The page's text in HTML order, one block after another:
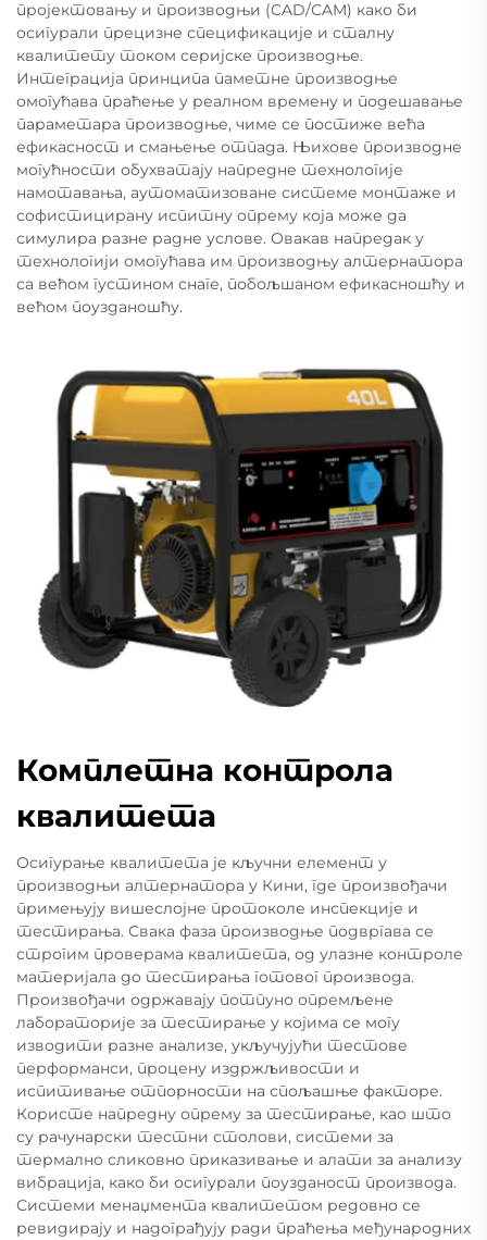
пројектовању и производњи (CAD/CAM) како би
осигурали прецизне спецификације и сталну
квалитету током серијске производње.
Интеграција принципа паметне производње
омогућава праћење у реалном времену и подешавање
параметара производње, чиме се постиже већа
ефикасност и смањење отпада. Њихове производне
могућности обухватају напредне технологије
намотавања, аутоматизоване системе монтаже и
софистицирану испитну опрему која може да
симулира разне радне услове. Овакав напредак у
технологији омогућава им производњу алтернатора
са већом густином снаге, побољшаном ефикасношћу и
већом поузданошћу.
Комплетна контрола
квалитета
Осигурање квалитета је кључни елемент у
производњи алтернатора у Кини, где произвођачи
примењују вишеслојне протоколе инспекције и
тестирања. Свака фаза производње подвргава се
строгим проверама квалитета, од улазне контроле
материјала до тестирања готовог производа.
Произвођачи одржавају потпуно опремљене
лабораторије за тестирање у којима се могу
изводити разне анализе, укључујући тестове
перформанси, процену издржљивости и
испитивање отпорности на спољашње факторе.
Користе напредну опрему за тестирање, као што
су рачунарски тестни столови, системи за
термално сликовно приказивање и алати за анализу
вибрација, како би осигурали поузданост производа.
Системи менаџмента квалитетом редовно се
ревидирају и надограђују ради праћења међународних